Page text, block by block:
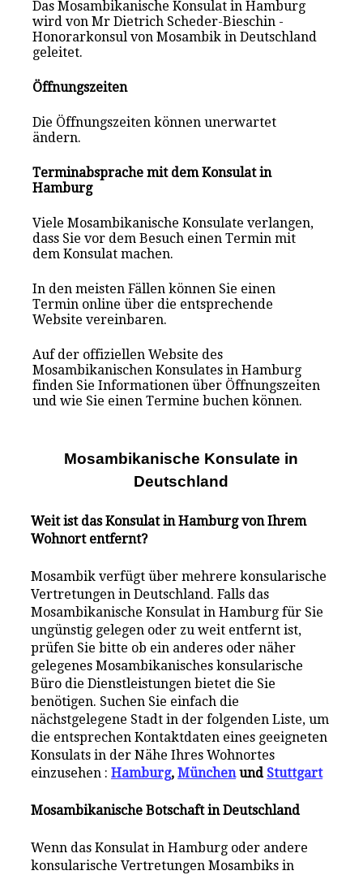
Das Mosambikanische Konsulat in Hamburg
wird von Mr Dietrich Scheder-Bieschin -
Honorarkonsul von Mosambik in Deutschland
geleitet.
Öffnungszeiten
Die Öffnungszeiten können unerwartet
ändern.
Terminabsprache mit dem Konsulat in
Hamburg
Viele Mosambikanische Konsulate verlangen,
dass Sie vor dem Besuch einen Termin mit
dem Konsulat machen.
In den meisten Fällen können Sie einen
Termin online über die entsprechende
Website vereinbaren.
Auf der offiziellen Website des
Mosambikanischen Konsulates in Hamburg
finden Sie Informationen über Öffnungszeiten
und wie Sie einen Termine buchen können.
Mosambikanische Konsulate in
Deutschland
Weit ist das Konsulat in Hamburg von Ihrem
Wohnort entfernt?
Mosambik verfügt über mehrere konsularische
Vertretungen in Deutschland. Falls das
Mosambikanische Konsulat in Hamburg für Sie
ungünstig gelegen oder zu weit entfernt ist,
prüfen Sie bitte ob ein anderes oder näher
gelegenes Mosambikanisches konsularische
Büro die Dienstleistungen bietet die Sie
benötigen. Suchen Sie einfach die
nächstgelegene Stadt in der folgenden Liste, um
die entsprechen Kontaktdaten eines geeigneten
Konsulats in der Nähe Ihres Wohnortes
einzusehen :Hamburg,Münchenund Stuttgart
Mosambikanische Botschaft in Deutschland
Wenn das Konsulat in Hamburg oder andere
konsularische Vertretungen Mosambiks in